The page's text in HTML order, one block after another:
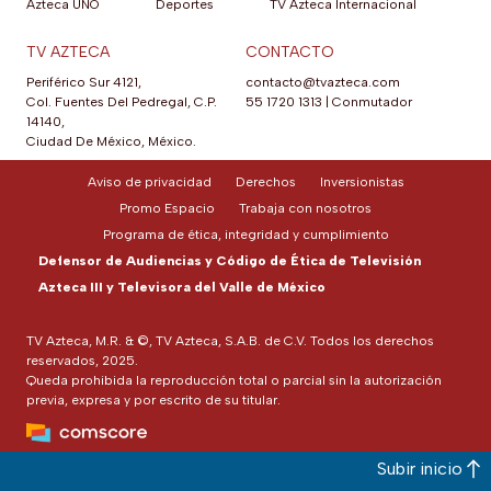
Azteca UNO
Deportes
TV Azteca Internacional
TV AZTECA
Periférico Sur 4121,
Col. Fuentes Del Pedregal, C.P.
14140,
Ciudad De México, México.
CONTACTO
contacto@tvazteca.com
55 1720 1313
Conmutador
TV Azteca, M.R. & ©, TV Azteca, S.A.B. de C.V. Todos los derechos
reservados, 2025.
Queda prohibida la reproducción total o parcial sin la autorización
previa, expresa y por escrito de su titular.
Aviso de privacidad Derechos
Inversionistas
Promo Espacio
Trabaja con nosotros
Programa de ética, integridad y cumplimiento
Defensor de Audiencias y Código de Ética de Televisión
Azteca III y Televisora del Valle de México
Subir inicio